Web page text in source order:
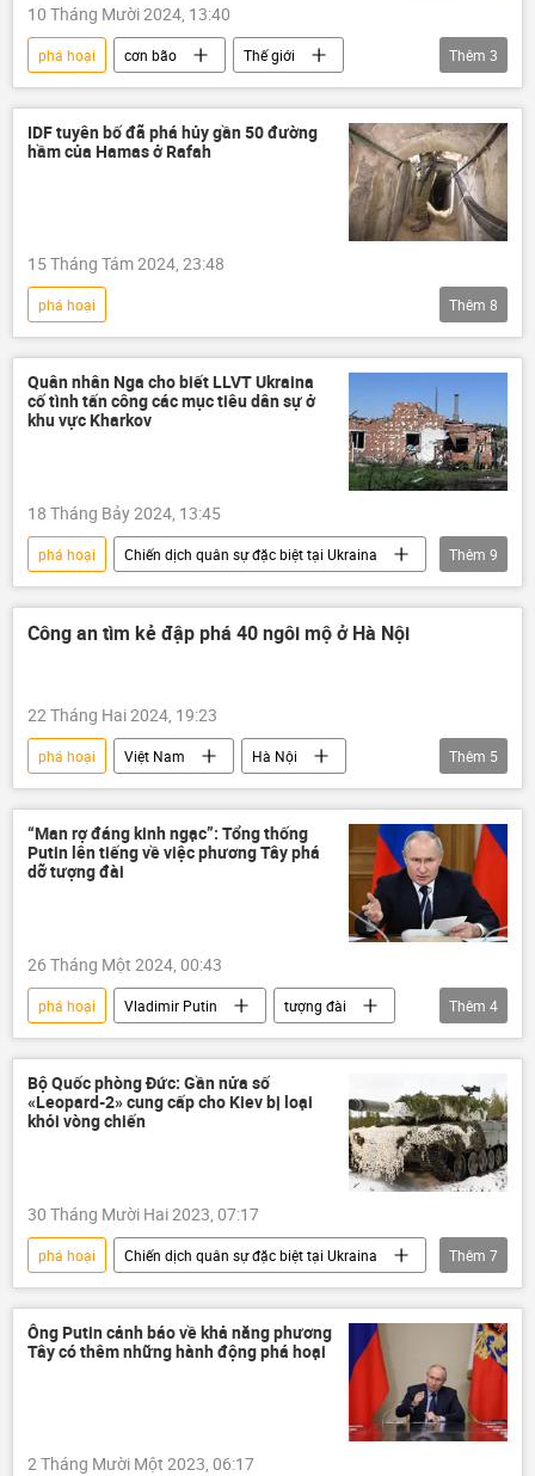
10 Tháng Mười 2024, 13:40
phá hoại cơn bão
Thế giới
Hoa Kỳ
Thời tiết nhà
Thêm 3
IDF tuyên bố đã phá hủy gần 50 đường
hầm của Hamas ở Rafah
15 Tháng Tám 2024, 23:48
phá hoại
Vòng xoáy căng thẳng mới ở Trung Đông
HAMAS
Gaza
Israel
Trung Đông
Thế giới
Palestine
Thêm 8
Quân nhân Nga cho biết LLVT Ukraina
cố tình tấn công các mục tiêu dân sự ở
khu vực Kharkov
18 Tháng Bảy 2024, 13:45
phá hoại
Chiến dịch quân sự đặc biệt tại Ukraina
Ukraina
Cuộc khủng hoảng ở Ukraina
lực lượng vũ trang
Thế giới
Thêm 9
Công an tìm kẻ đập phá 40 ngôi mộ ở Hà Nội
22 Tháng Hai 2024, 19:23
phá hoại Việt Nam
Hà Nội
tội phạm
lăng mộ
Xã hội
Pháp luật
công an
Thêm 5
“Man rợ đáng kinh ngạc”: Tổng thống
Putin lên tiếng về việc phương Tây phá
dỡ tượng đài
26 Tháng Một 2024, 00:43
phá hoại Vladimir Putin
tượng đài
Kaliningrad
Nga
Văn hóa
Thế giới
Thêm 4
Bộ Quốc phòng Đức: Gần nửa số
«Leopard-2» cung cấp cho Kiev bị loại
khỏi vòng chiến
30 Tháng Mười Hai 2023, 07:17
phá hoại
Chiến dịch quân sự đặc biệt tại Ukraina
xe tăng "Leopard"
Đức
Quân sự
Thế giới
Cuộc khủng hoảng ở Ukraina
Ukraina
viện trợ quân sự
Thêm 7
Ông Putin cảnh báo về khả năng phương
Tây có thêm những hành động phá hoại
2 Tháng Mười Một 2023, 06:17